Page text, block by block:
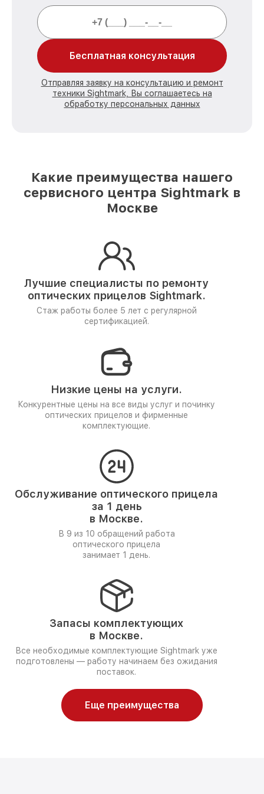
Бесплатная консультация
Отправляя заявку на консультацию и ремонт
техники Sightmark, Вы соглашаетесь на
обработку персональных данных
Какие преимущества нашего
сервисного центра Sightmark в
Москве
Лучшие специалисты по ремонту
оптических прицелов Sightmark.
Стаж работы более 5 лет с регулярной
сертификацией.
Низкие цены на услуги.
Конкурентные цены на все виды услуг и починку
оптических прицелов и фирменные
комплектующие.
Обслуживание оптического прицела
за 1 день
в Москве.
В 9 из 10 обращений работа
оптического прицела
занимает 1 день.
Запасы комплектующих
в Москве.
Все необходимые комплектующие Sightmark уже
подготовлены — работу начинаем без ожидания
поставок.
Еще преимущества